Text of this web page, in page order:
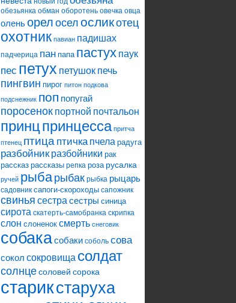
обезьянка обман оборотень овечка овца
оленьорелоселосликотец
охотник павиан падишах
падчерица пан папа пастух паук
пес петух петушок печь
пингвин пирог питон подкова
подснежник поп попугай
поросенок портной почтальон
принцпринцесса притча
птенец птица птичка пчела радуга
разбойник разбойники рак
рассказ рассказы репка роза русалка
ручей рыбарыбак рыбка рыцарь
садовник сапоги-скороходы сапожник
свинья сестра сестры синица
сирота скатерть-самобранка скрипка
слон слоненок смерть снеговик
собакасобаки соболь сова
сокол сокровища солдат
солнцесоловей сорока
старикстаруха